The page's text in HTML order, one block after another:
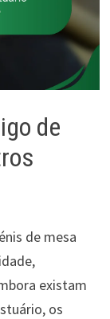
de
de mesa
existam
os